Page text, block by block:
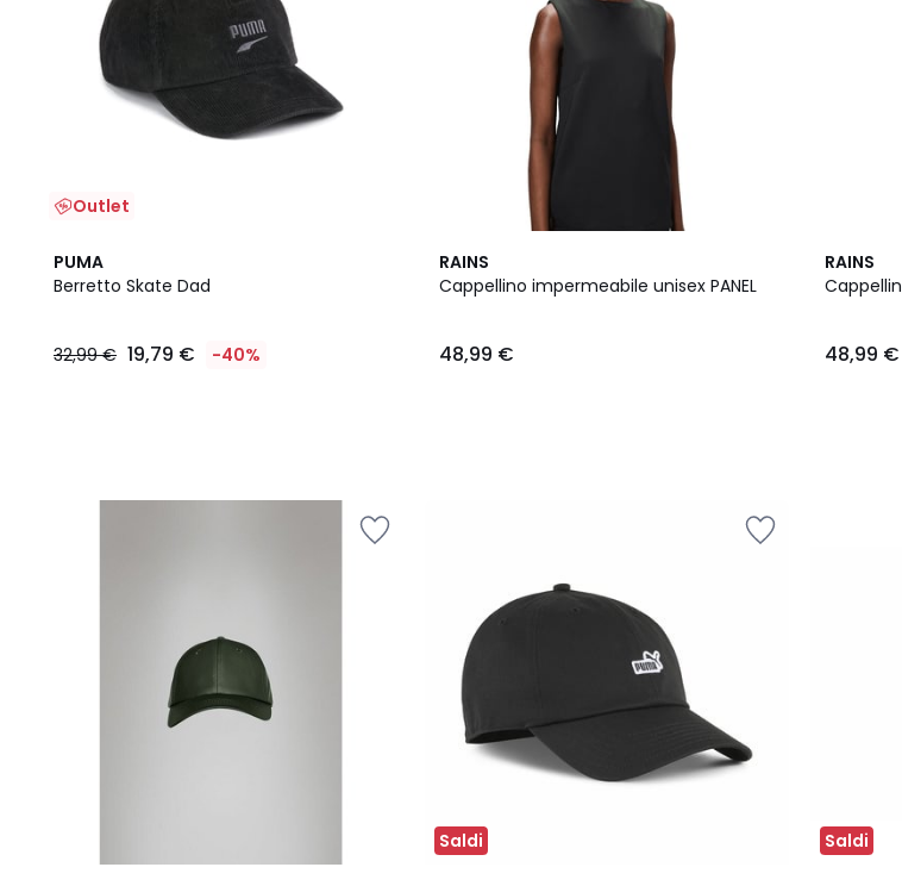
Outlet
PUMA
Berretto Skate Dad
32,99 € 19,79 € -40%
RAINS
Cappellino impermeabile unisex PANEL
48,99 €
RAINS
48,99 €
Saldi Saldi